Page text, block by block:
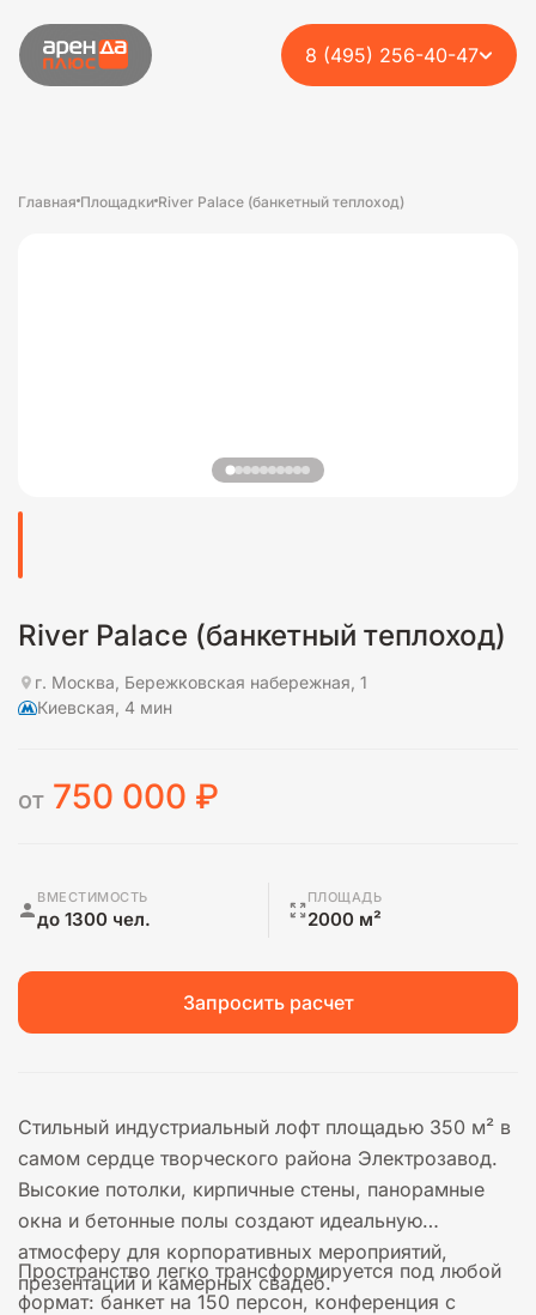
8 (495) 256-40-47
Главная Площадки River Palace (банкетный теплоход)
River Palace (банкетный теплоход)
г. Москва, Бережковская набережная, 1
Киевская, 4 мин
от 750 000 ₽
ВМЕСТИМОСТЬ
до 1300 чел.
ПЛОЩАДЬ
2000 м²
Запросить расчет
Стильный индустриальный лофт площадью 350 м² в
самом сердце творческого района Электрозавод.
Высокие потолки, кирпичные стены, панорамные
окна и бетонные полы создают идеальную
атмосферу для корпоративных мероприятий,
презентаций и камерных свадеб.
Пространство легко трансформируется под любой
формат: банкет на 150 персон, конференция с